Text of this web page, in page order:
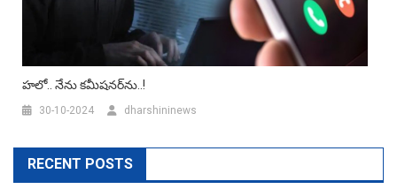
హలో.. నేను కమీషనర్‌ను..!
30-10-2024 dharshininews
RECENT POSTS